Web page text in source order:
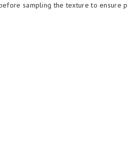
sampling the texture to ensure